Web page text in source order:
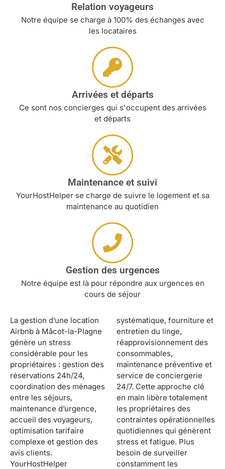
Relation voyageurs
Notre équipe se charge à 100% des échanges avec
les locataires
Arrivées et départs
Ce sont nos concierges qui s'occupent des arrivées
et départs
Maintenance et suivi
YourHostHelper se charge de suivre le logement et sa
maintenance au quotidien
Gestion des urgences
Notre équipe est là pour répondre aux urgences en
cours de séjour
La gestion d’une location
Airbnb à Mâcot-la-Plagne
génère un stress
considérable pour les
propriétaires : gestion des
réservations 24h/24,
coordination des ménages
entre les séjours,
maintenance d’urgence,
accueil des voyageurs,
optimisation tarifaire
complexe et gestion des
avis clients.
YourHostHelper
systématique, fourniture et
entretien du linge,
réapprovisionnement des
consommables,
maintenance préventive et
service de conciergerie
24/7. Cette approche clé
en main libère totalement
les propriétaires des
contraintes opérationnelles
quotidiennes qui génèrent
stress et fatigue. Plus
besoin de surveiller
constamment les